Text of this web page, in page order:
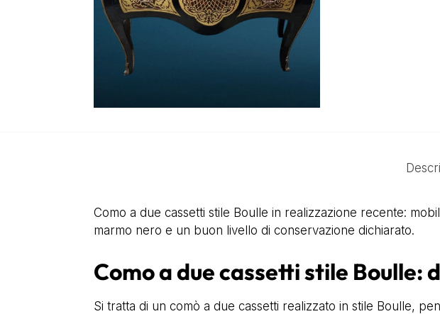
Como a due cassetti stile Boulle in realizzazione recente:
marmo nero e un buon livello di conservazione dichiarato.
Como a due cassetti stile Boulle:
Si tratta di un comò a due cassetti realizzato in stile Boulle,